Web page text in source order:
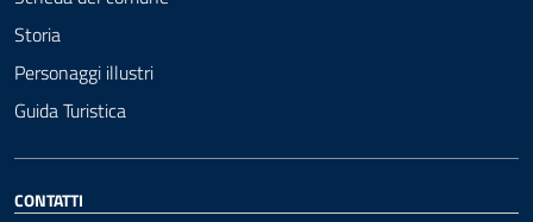
Storia
Personaggi illustri
Guida Turistica
CONTATTI